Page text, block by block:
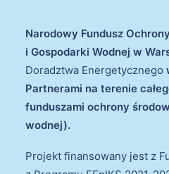
Narodowy Fundusz
i Gospodarki Wodnej w
Doradztwa Energetycznego
Partnerami na terenie
funduszami ochrony
wodnej).
Projekt finansowany jest z